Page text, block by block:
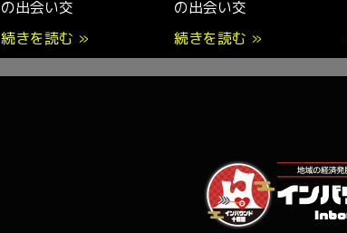
の出会い交
続きを読む »
の出会い交
続きを読む »